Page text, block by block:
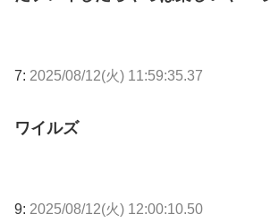
7: 2025/08/12(火) 11:59:35.37
ワイルズ
9: 2025/08/12(火) 12:00:10.50